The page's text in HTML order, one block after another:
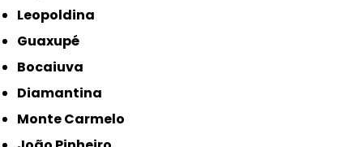
Leopoldina
Guaxupé
Bocaiuva
Diamantina
Monte Carmelo